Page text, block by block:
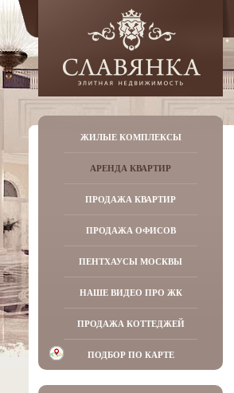
ЖИЛЫЕ КОМПЛЕКСЫ
АРЕНДА КВАРТИР
ПРОДАЖА КВАРТИР
ПРОДАЖА ОФИСОВ
ПЕНТХАУСЫ МОСКВЫ
НАШЕ ВИДЕО ПРО ЖК
ПРОДАЖА КОТТЕДЖЕЙ
ПОДБОР ПО КАРТЕ